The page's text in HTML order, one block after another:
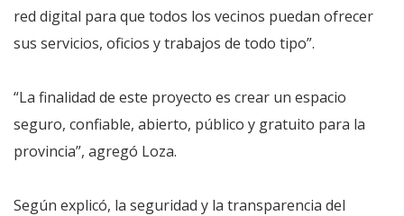
red digital para que todos los vecinos puedan ofrecer
sus servicios, oficios y trabajos de todo tipo”.
“La finalidad de este proyecto es crear un espacio
seguro, confiable, abierto, público y gratuito para la
provincia”, agregó Loza.
Según explicó, la seguridad y la transparencia del